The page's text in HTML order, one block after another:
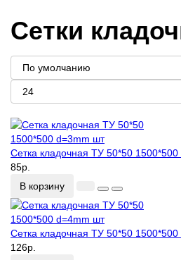
Сетки
Сетка кладочная ТУ 50*50
85р.
В корзину
Сетка кладочная ТУ 50*50
126р.